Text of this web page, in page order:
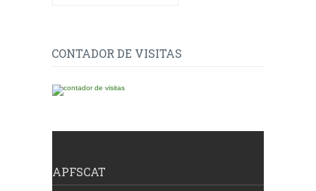
CONTADOR DE VISITAS
APFSCAT